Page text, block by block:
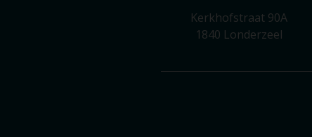
Kerkhofstraat 90A
1840 Londerzeel